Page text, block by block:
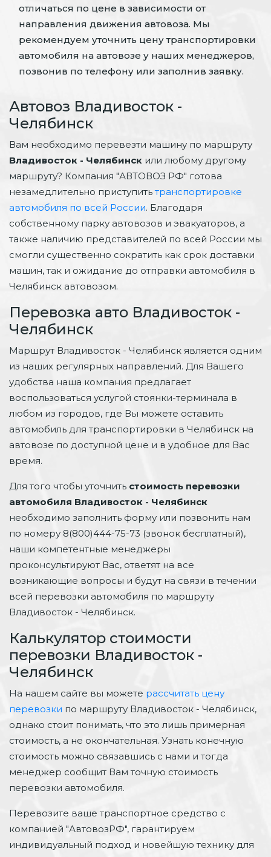
отличаться по цене в зависимости от
направления движения автовоза. Мы
рекомендуем уточнить цену транспортировки
автомобиля на автовозе у наших менеджеров,
позвонив по телефону или заполнив заявку.
Автовоз Владивосток -
Челябинск
Вам необходимо перевезти машину по маршруту
Владивосток - Челябинск или любому другому
маршруту? Компания "АВТОВОЗ РФ" готова
незамедлительно приступитьтранспортировке
автомобиля по всей России. Благодаря
собственному парку автовозов и эвакуаторов, а
также наличию представителей по всей России мы
смогли существенно сократить как срок доставки
машин, так и ожидание до отправки автомобиля в
Челябинск автовозом.
Перевозка авто Владивосток -
Челябинск
Маршрут Владивосток - Челябинск является одним
из наших регулярных направлений. Для Вашего
удобства наша компания предлагает
воспользоваться услугой стоянки-терминала в
любом из городов, где Вы можете оставить
автомобиль для транспортировки в Челябинск на
автовозе по доступной цене и в удобное для Вас
время.
Для того чтобы уточнить стоимость перевозки
автомобиля Владивосток - Челябинск
необходимо заполнить форму или позвонить нам
по номеру 8(800)444-75-73 (звонок бесплатный),
наши компетентные менеджеры
проконсультируют Вас, ответят на все
возникающие вопросы и будут на связи в течении
всей перевозки автомобиля по маршруту
Владивосток - Челябинск.
Калькулятор стоимости
перевозки Владивосток -
Челябинск
На нашем сайте вы можете рассчитать цену
перевозки по маршруту Владивосток - Челябинск,
однако стоит понимать, что это лишь примерная
стоимость, а не окончательная. Узнать конечную
стоимость можно связавшись с нами и тогда
менеджер сообщит Вам точную стоимость
перевозки автомобиля.
Перевозите ваше транспортное средство с
компанией "АвтовозРФ", гарантируем
индивидуальный подход и новейшую технику для